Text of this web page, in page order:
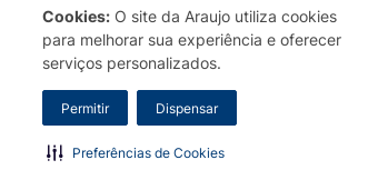
Cookies: O site da Araujo utiliza cookies
para melhorar sua experiência e oferecer
serviços personalizados.
Permitir Dispensar
Preferências de Cookies
cãibras musculares;
dor nas articulações; e
sensação de fraqueza.
Para evitar tonturas,
Termo de Uso Portal da Privacidade
A Drogaria Araujo S/A informa que o seu site
marca. Para sua segurança recomendamos que
Araujo S.A. Em caso de dúvidas, gentileza entrar
Razão Social: Drogaria Araujo S.A | CNPJ:
0300.313.1010 e (31) 3270-5000 Horário de